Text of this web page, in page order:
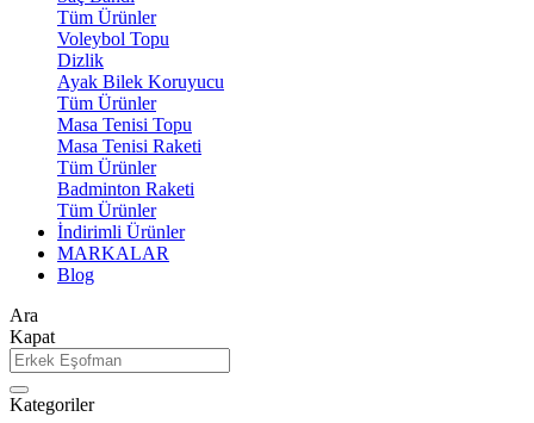
Tüm Ürünler
Voleybol Topu
Dizlik
Ayak Bilek Koruyucu
Tüm Ürünler
Masa Tenisi Topu
Masa Tenisi Raketi
Tüm Ürünler
Badminton Raketi
Tüm Ürünler
İndirimli Ürünler
MARKALAR
Blog
Ara
Kapat
Kategoriler